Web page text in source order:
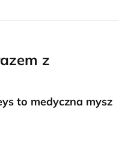
z
to medyczna mysz